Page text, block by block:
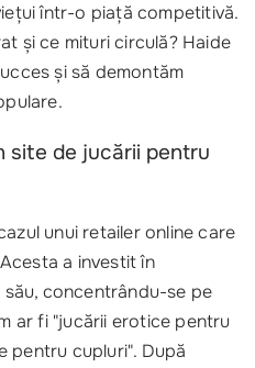
într-o piață competitivă.
și ce mituri circulă? Haide
și să demontăm
site de jucării pentru
unui retailer online care
a investit în
său, concentrându-se pe
ar fi "jucării erotice pentru
pentru cupluri". După